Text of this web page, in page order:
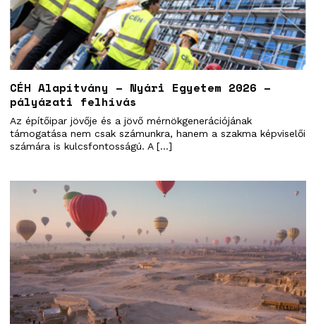
CÉH Alapítvány – Nyári Egyetem 2026 –
pályázati felhívás
Az építőipar jövője és a jövő mérnökgenerációjának
támogatása nem csak számunkra, hanem a szakma képviselői
számára is kulcsfontosságú. A […]